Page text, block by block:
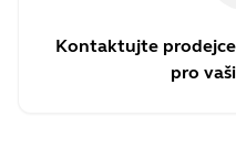
Kontaktujte
pro